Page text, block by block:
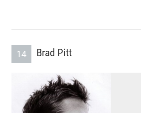
14 Brad Pitt